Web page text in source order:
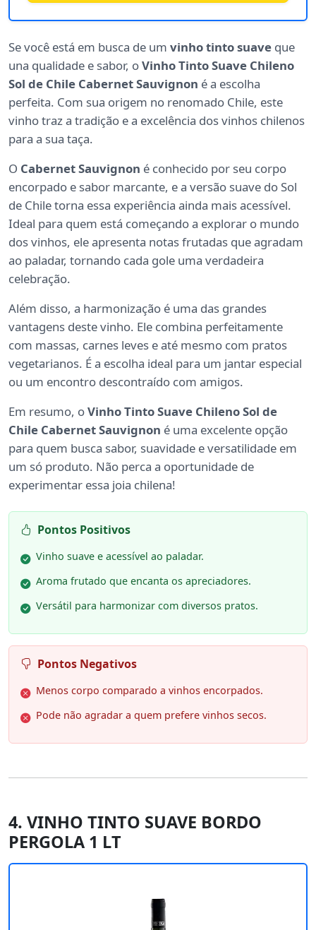
Se você está em busca de um vinho tinto suave que
una qualidade e sabor, oVinho Tinto Suave Chileno
Sol de Chile Cabernet Sauvignon é a escolha
perfeita. Com sua origem no renomado Chile, este
vinho traz a tradição e a excelência dos vinhos chilenos
para a sua taça.
O Cabernet Sauvignon é conhecido por seu corpo
encorpado e sabor marcante, e a versão suave do Sol
de Chile torna essa experiência ainda mais acessível.
Ideal para quem está começando a explorar o mundo
dos vinhos, ele apresenta notas frutadas que agradam
ao paladar, tornando cada gole uma verdadeira
celebração.
Além disso, a harmonização é uma das grandes
vantagens deste vinho. Ele combina perfeitamente
com massas, carnes leves e até mesmo com pratos
vegetarianos. É a escolha ideal para um jantar especial
ou um encontro descontraído com amigos.
Em resumo, oVinho Tinto Suave Chileno Sol de
Chile Cabernet Sauvignon é uma excelente opção
para quem busca sabor, suavidade e versatilidade em
um só produto. Não perca a oportunidade de
experimentar essa joia chilena!
Pontos Positivos
Vinho suave e acessível ao paladar.
Aroma frutado que encanta os apreciadores.
Versátil para harmonizar com diversos pratos.
Pontos Negativos
Menos corpo comparado a vinhos encorpados.
Pode não agradar a quem prefere vinhos secos.
4. VINHO TINTO SUAVE BORDO
PERGOLA 1 LT